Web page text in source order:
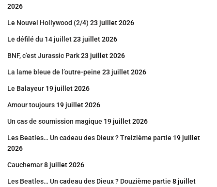
2026
Le Nouvel Hollywood (2/4) 23 juillet 2026
Le défilé du 14 juillet23 juillet 2026
BNF, c’est Jurassic Park23 juillet 2026
La lame bleue de l’outre-peine 23 juillet 2026
Le Balayeur 19 juillet 2026
Amour toujours 19 juillet 2026
Un cas de soumission magique 19 juillet 2026
Les Beatles… Un cadeau des Dieux ? Treizième partie 19 juillet
2026
Cauchemar8 juillet 2026
Les Beatles… Un cadeau des Dieux ? Douzième partie 8 juillet